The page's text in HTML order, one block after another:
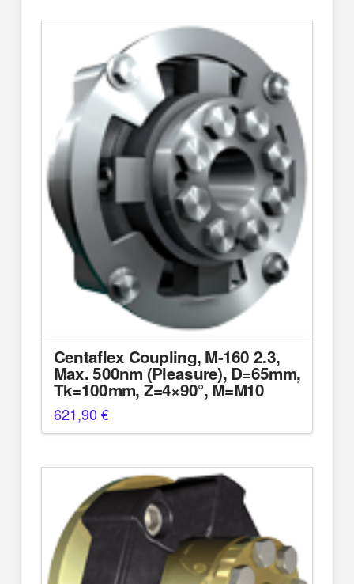
Centaflex Coupling, M-160 2.3,
Max. 500nm (Pleasure), D=65mm,
Tk=100mm, Z=4×90°, M=M10
621,90€